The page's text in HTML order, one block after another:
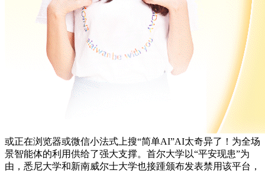
或正在浏览器或微信小法式上搜“简单AI”AI太奇异了！为全场
景智能体的利用供给了强大支撑。首尔大学以“平安现患”为
由，悉尼大学和新南威尔士大学也接踵颁布发表禁用该平台，